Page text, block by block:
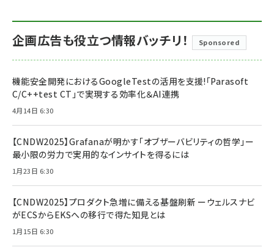
企画広告も役立つ情報バッチリ！ Sponsored
機能安全開発におけるGoogleTestの活用を支援!「Parasoft
C/C++test CT」で実現する効率化＆AI連携
4月14日 6:30
【CNDW2025】Grafanaが明かす「オブザーバビリティの哲学」ー
最小限の労力で実用的なインサイトを得るには
1月23日 6:30
【CNDW2025】プロダクト急増に備える基盤刷新 ーウェルスナビ
がECSからEKSへの移行で得た知見とは
1月15日 6:30